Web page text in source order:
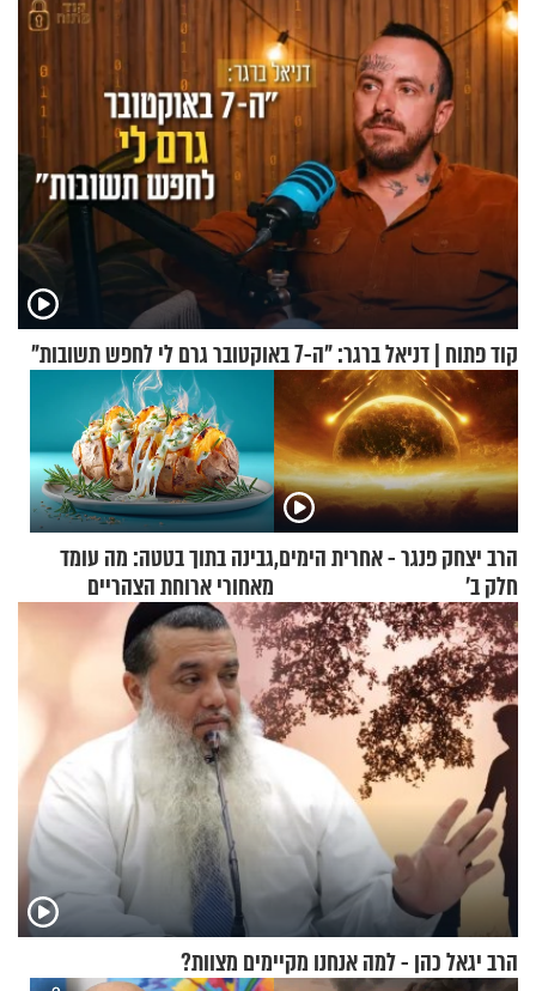
קוד פתוח | דניאל ברגר: "ה-7 באוקטובר גרם לי לחפש תשובות"
הרב יצחק פנגר - אחרית הימים,
חלק ב’
גבינה בתוך בטטה: מה עומד
מאחורי ארוחת הצהריים
שכבשה את הרשת?
הרב יגאל כהן - למה אנחנו מקיימים מצוות?